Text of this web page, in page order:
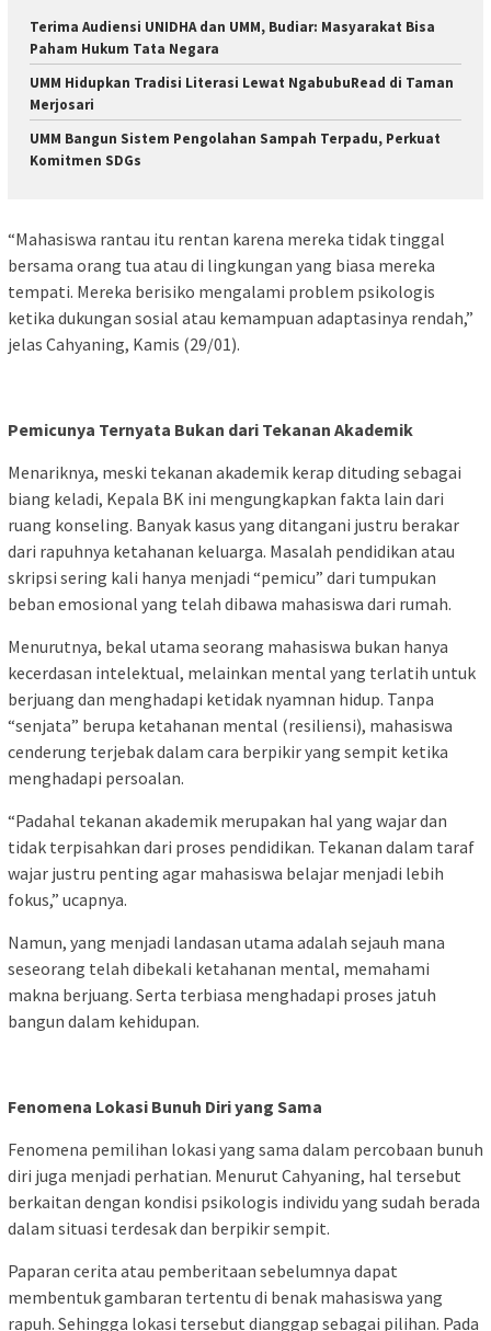
Terima Audiensi UNIDHA dan UMM, Budiar: Masyarakat Bisa
Paham Hukum Tata Negara
UMM Hidupkan Tradisi Literasi Lewat NgabubuRead di Taman
Merjosari
UMM Bangun Sistem Pengolahan Sampah Terpadu, Perkuat
Komitmen SDGs
“Mahasiswa rantau itu rentan karena mereka tidak tinggal
bersama orang tua atau di lingkungan yang biasa mereka
tempati. Mereka berisiko mengalami problem psikologis
ketika dukungan sosial atau kemampuan adaptasinya rendah,”
jelas Cahyaning, Kamis (29/01).
Pemicunya Ternyata Bukan dari Tekanan Akademik
Menariknya, meski tekanan akademik kerap dituding sebagai
biang keladi, Kepala BK ini mengungkapkan fakta lain dari
ruang konseling. Banyak kasus yang ditangani justru berakar
dari rapuhnya ketahanan keluarga. Masalah pendidikan atau
skripsi sering kali hanya menjadi “pemicu” dari tumpukan
beban emosional yang telah dibawa mahasiswa dari rumah.
Menurutnya, bekal utama seorang mahasiswa bukan hanya
kecerdasan intelektual, melainkan mental yang terlatih untuk
berjuang dan menghadapi ketidak nyamnan hidup. Tanpa
“senjata” berupa ketahanan mental (resiliensi), mahasiswa
cenderung terjebak dalam cara berpikir yang sempit ketika
menghadapi persoalan.
“Padahal tekanan akademik merupakan hal yang wajar dan
tidak terpisahkan dari proses pendidikan. Tekanan dalam taraf
wajar justru penting agar mahasiswa belajar menjadi lebih
fokus,” ucapnya.
Namun, yang menjadi landasan utama adalah sejauh mana
seseorang telah dibekali ketahanan mental, memahami
makna berjuang. Serta terbiasa menghadapi proses jatuh
bangun dalam kehidupan.
Fenomena Lokasi Bunuh Diri yang Sama
Fenomena pemilihan lokasi yang sama dalam percobaan bunuh
diri juga menjadi perhatian. Menurut Cahyaning, hal tersebut
berkaitan dengan kondisi psikologis individu yang sudah berada
dalam situasi terdesak dan berpikir sempit.
Paparan cerita atau pemberitaan sebelumnya dapat
membentuk gambaran tertentu di benak mahasiswa yang
rapuh. Sehingga lokasi tersebut dianggap sebagai pilihan. Pada